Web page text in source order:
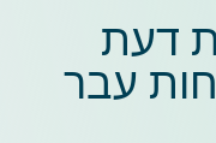
דעת
עבר